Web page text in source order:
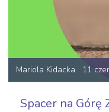
Mariola Kidacka 11
Spacer na Górę